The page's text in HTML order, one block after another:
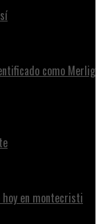
como Merlig
en montecristi